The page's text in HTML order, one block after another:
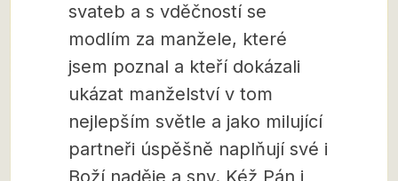
svateb a s vděčností se
modlím za manžele, které
jsem poznal a kteří dokázali
ukázat manželství v tom
nejlepším světle a jako milující
partneři úspěšně naplňují své i
Boží naděje a sny. Kéž Pán i